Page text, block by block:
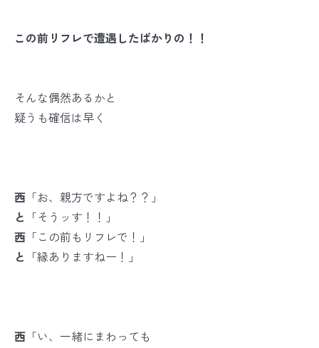
この前リフレで遭遇したばかりの！！
そんな偶然あるかと
疑うも確信は早く
西 「お、親方ですよね？？」
と
「そうッす！！」
西 「この前もリフレで！」
と
「縁ありますねー！」
西 「い、一緒にまわっても